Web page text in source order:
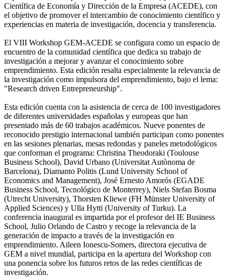
Científica de Economía y Dirección de la Empresa (ACEDE), con
el objetivo de promover el intercambio de conocimiento científico y
experiencias en materia de investigación, docencia y transferencia.
El VIII Workshop GEM-ACEDE se configura como un espacio de
encuentro de la comunidad científica que dedica su trabajo de
investigación a mejorar y avanzar el conocimiento sobre
emprendimiento. Esta edición resalta especialmente la relevancia de
la investigación como impulsora del emprendimiento, bajo el lema:
"Research driven Entrepreneurship".
Esta edición cuenta con la asistencia de cerca de 100 investigadores
de diferentes universidades españolas y europeas que han
presentado más de 60 trabajos académicos. Nueve ponentes de
reconocido prestigio internacional también participan como ponentes
en las sesiones plenarias, mesas redondas y paneles metodológicos
que conforman el programa: Christina Theodoraki (Toulouse
Business School), David Urbano (Universitat Autònoma de
Barcelona), Diamanto Politis (Lund University School of
Economics and Management), José Ernesto Amorós (EGADE
Business School, Tecnológico de Monterrey), Niels Stefan Bosma
(Utrecht University), Thorsten Kliewe (FH Münster University of
Applied Sciences) y Ulla Hytti (University of Turku). La
conferencia inaugural es impartida por el profesor del IE Business
School, Julio Orlando de Castro y recoge la relevancia de la
generación de impacto a través de la investigación en
emprendimiento. Aileen Ionescu-Somers, directora ejecutiva de
GEM a nivel mundial, participa en la apertura del Workshop con
una ponencia sobre los futuros retos de las redes científicas de
investigación.